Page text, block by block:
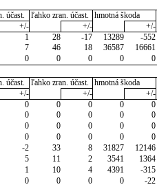
účast. ľahko zran. účast. hmotná škoda
+/- +/- +/-
1 28 -17 13289 -552
7 46 18 36587 16661
0 0 0 0 0
účast. ľahko zran. účast. hmotná škoda
+/- +/- +/-
0 0 0 0 0
0 0 0 0 0
0 0 0 0 0
0 0 0 0 0
-2 33 8 31827 12146
5 11 2 3541 1364
1 10 4 4391 -315
0 0 0 0 -22